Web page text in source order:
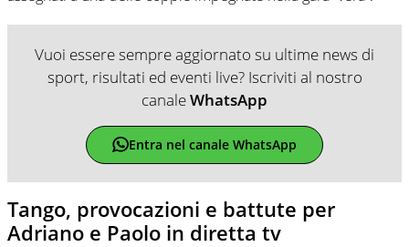
Vuoi essere sempre aggiornato su ultime news di
sport, risultati ed eventi live? Iscriviti al nostro
canaleWhatsApp
Entra nel canale WhatsApp
Tango, provocazioni e battute per
Adriano e Paolo in diretta tv